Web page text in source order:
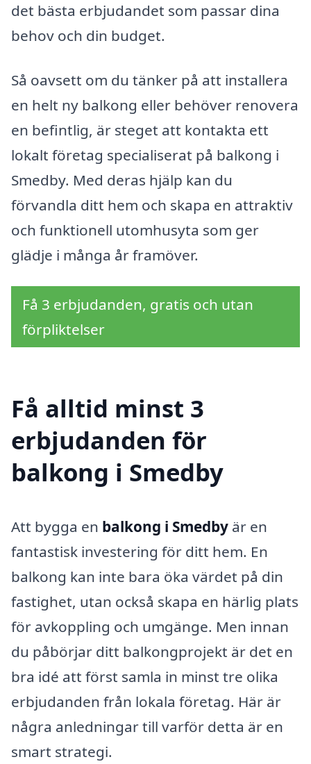
det bästa erbjudandet som passar dina
behov och din budget.
Så oavsett om du tänker på att installera
en helt ny balkong eller behöver renovera
en befintlig, är steget att kontakta ett
lokalt företag specialiserat på balkong i
Smedby. Med deras hjälp kan du
förvandla ditt hem och skapa en attraktiv
och funktionell utomhusyta som ger
glädje i många år framöver.
Få 3 erbjudanden, gratis och utan
förpliktelser
Få alltid minst 3
erbjudanden för
balkong i Smedby
Att bygga en balkong i Smedby är en
fantastisk investering för ditt hem. En
balkong kan inte bara öka värdet på din
fastighet, utan också skapa en härlig plats
för avkoppling och umgänge. Men innan
du påbörjar ditt balkongprojekt är det en
bra idé att först samla in minst tre olika
erbjudanden från lokala företag. Här är
några anledningar till varför detta är en
smart strategi.